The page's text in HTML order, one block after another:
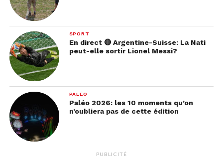
3 – La famille Wiloughby
Si vous aimez « Charlie et la Chocolaterie » ou
SPORT
En direct 🔴 Argentine-Suisse: La Nati
peut-elle sortir Lionel Messi?
PALÉO
Paléo 2026: les 10 moments qu’on
n’oubliera pas de cette édition
PUBLICITÉ